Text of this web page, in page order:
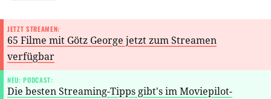
JETZT STREAMEN:
65 Filme mit Götz George jetzt zum Streamen
verfügbar
NEU: PODCAST:
Die besten Streaming-Tipps gibt's im Moviepilot-